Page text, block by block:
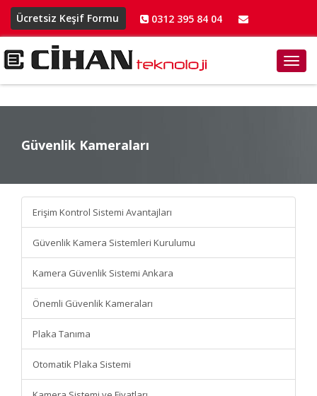
Ücretsiz Keşif Formu
0312 395 84 04
info@cihanteknoloji.net
Güvenlik Kameraları
Kameraları
Erişim Kontrol Sistemi Avantajları
Güvenlik Kamera Sistemleri Kurulumu
Kamera Güvenlik Sistemi Ankara
Önemli Güvenlik Kameraları
Plaka Tanıma
Otomatik Plaka Sistemi